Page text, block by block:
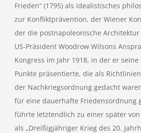
Frieden“ (1795) als idealistisches
zur Konfliktprävention, der Wiener
der die postnapoleonische
US-Präsident Woodrow Wilsons
Kongress im Jahr 1918, in der er
Punkte präsentierte, die als
der Nachkriegsordnung gedacht
für eine dauerhafte Friedensordnung
führte letztendlich zu einer später
als „Dreißigjähriger Krieg des 20.